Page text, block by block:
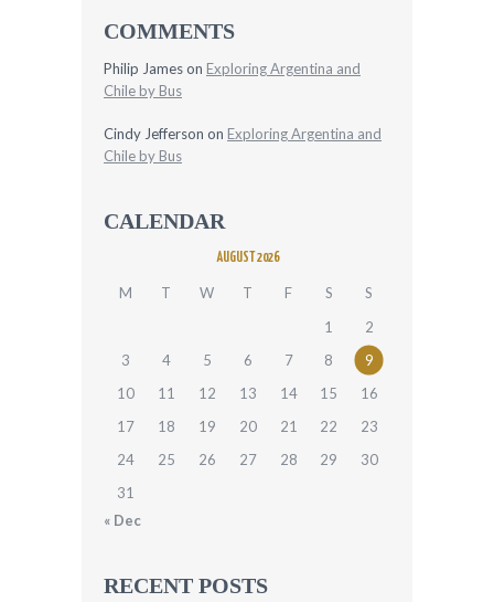
COMMENTS
Philip Jameson Exploring Argentina and
Chile by Bus
Cindy Jefferson on Exploring Argentina and
Chile by Bus
CALENDAR
AUGUST 2026
M T W T F S
S
1
2
3
4 5 6 7 8
9
10
11 12 13 14 15
16
17
18 19 20 21 22
23
24
25 26 27 28 29
30
31
« Dec
RECENT POSTS